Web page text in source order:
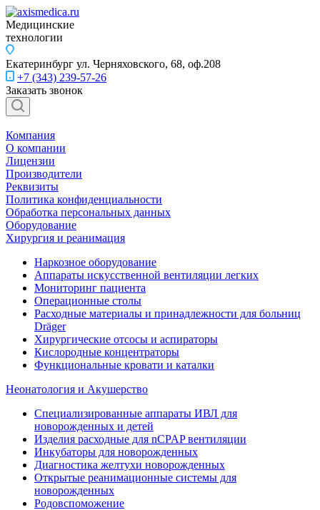
Медицинские
технологии
Екатеринбург ул. Черняховского, 68, оф.208
+7 (343) 239-57-26
Заказать звонок
Компания
О компании
Лицензии
Производители
Реквизиты
Политика конфиденциальности
Обработка персональных данных
Оборудование
Хирургия и реанимация
Наркозное оборудование
Аппараты искусственной вентиляции легких
Мониторинг пациента
Операционные столы
Расходные материалы и принадлежности для больниц
Dräger
Хирургические отсосы и аспираторы
Кислородные концентраторы
Функциональные кровати и каталки
Неонатология и Акушерство
Специализированные аппараты ИВЛ для
новорожденных и детей
Изделия расходные для nCPAP вентиляции
Инкубаторы для новорожденных
Диагностика желтухи новорожденных
Открытые реанимационные системы для
новорожденных
Родовспоможение